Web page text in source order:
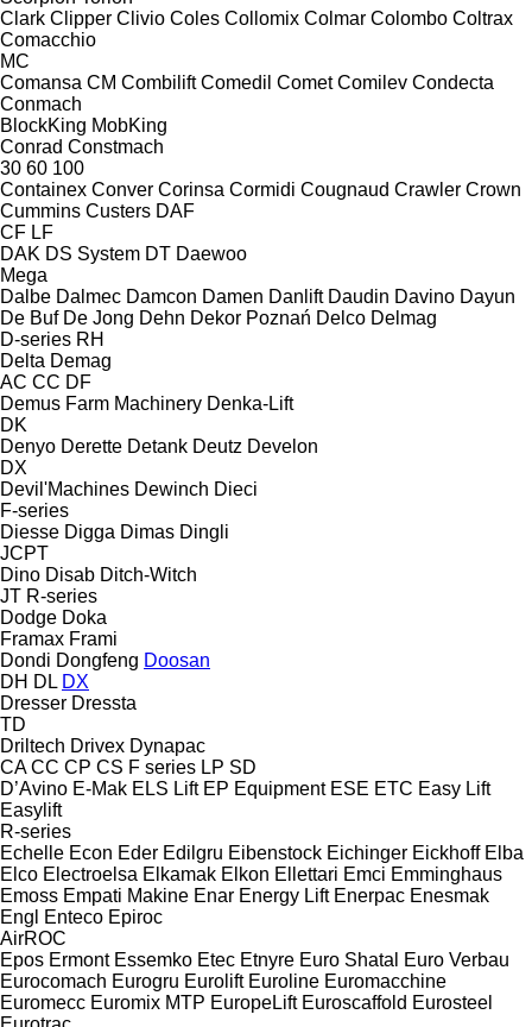
Clark Clipper Clivio Coles Collomix Colmar Colombo Coltrax
Comacchio
MC
Comansa CM Combilift Comedil Comet Comilev Condecta
Conmach
BlockKing MobKing
Conrad Constmach
30 60 100
Containex Conver Corinsa Cormidi Cougnaud Crawler Crown
Cummins Custers DAF
CF LF
DAK DS System DT Daewoo
Mega
Dalbe Dalmec Damcon Damen Danlift Daudin Davino Dayun
De Buf De Jong Dehn Dekor Poznań Delco Delmag
D-series RH
Delta Demag
AC CC DF
Demus Farm Machinery Denka-Lift
DK
Denyo Derette Detank Deutz Develon
DX
Devil'Machines Dewinch Dieci
F-series
Diesse Digga Dimas Dingli
JCPT
Dino Disab Ditch-Witch
JT R-series
Dodge Doka
Framax Frami
Dondi Dongfeng Doosan
DH DL DX
Dresser Dressta
TD
Driltech Drivex Dynapac
CA CC CP CS F series LP SD
D’Avino E-Mak ELS Lift EP Equipment ESE ETC Easy Lift
Easylift
R-series
Echelle Econ Eder Edilgru Eibenstock Eichinger Eickhoff Elba
Elco Electroelsa Elkamak Elkon Ellettari Emci Emminghaus
Emoss Empati Makine Enar Energy Lift Enerpac Enesmak
Engl
Enteco Epiroc
AirROC
Epos Ermont Essemko Etec Etnyre Euro Shatal
Euro Verbau
Eurocomach Eurogru Eurolift Euroline Euromacchine
Euromecc Euromix MTP EuropeLift Euroscaffold Eurosteel